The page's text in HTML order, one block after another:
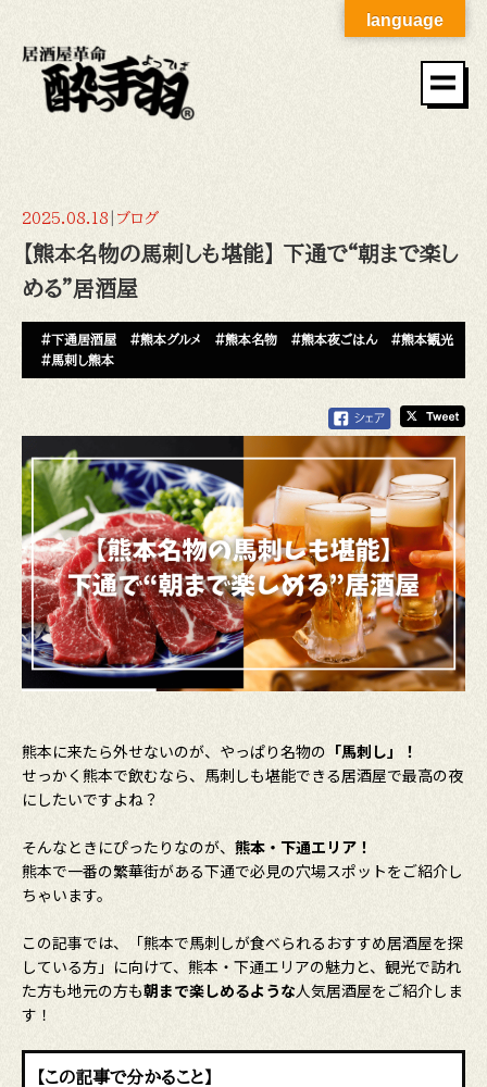
2025.08.18 ブログ
【熊本名物の馬刺しも堪能】 下通で“朝まで楽し
める”居酒屋
#下通居酒屋 #熊本グルメ #熊本名物 #熊本夜ごはん
#熊本観光
#馬刺し熊本
熊本に来たら外せないのが、やっぱり名物の 「馬刺し」！
せっかく熊本で飲むなら、馬刺しも堪能できる居酒屋で最高の夜
にしたいですよね？
そんなときにぴったりなのが、 熊本・下通エリア！
熊本で一番の繁華街がある下通で必見の穴場スポットをご紹介し
ちゃいます。
この記事では、「熊本で馬刺しが食べられるおすすめ居酒屋を探
している方」に向けて、熊本・下通エリアの魅力と、観光で訪れ
た方も地元の方も朝まで楽しめるような人気居酒屋をご紹介しま
す！
【この記事で分かること】
language